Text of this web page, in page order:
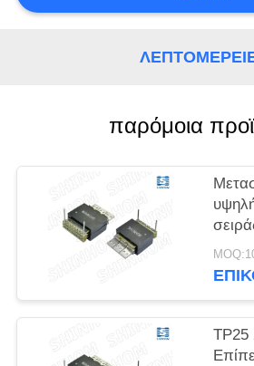
ΥΠΟΘΈΣΕΙΣ
ΖΗΤΉΣΤΕ
ΠΡΟΣΦΟΡΆ
SITEMAP
POLICY
παρόμοια
TP25